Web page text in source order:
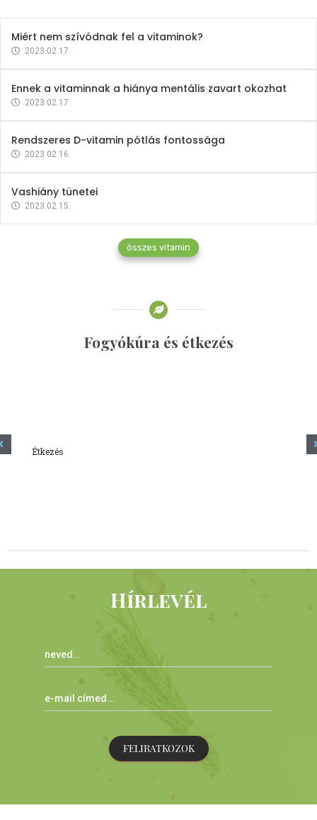
Miért nem szívódnak fel a vitaminok?
2023.02.17.
Ennek a vitaminnak a hiánya mentális zavart okozhat
2023.02.17.
Rendszeres D-vitamin pótlás fontossága
2023.02.16.
Vashiány tünetei
2023.02.15.
összes vitamin
Fogyókúra és étkezés
Étkezés
Hírlevél
FELIRATKOZOK